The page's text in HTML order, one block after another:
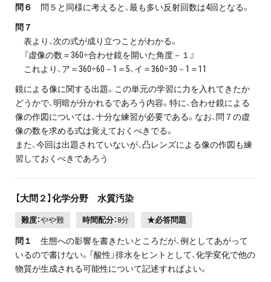
問６ 問５と同様に考えると、最も多い反射回数は4回となる。
問７
表より、次の式が成り立つことがわかる。
『虚像の数＝360÷合わせ鏡を開いた角度－１』
これより、ア＝360÷60－1＝5、イ＝360÷30－1＝11
鏡による像に関する出題。この単元の学習に力を入れてきたか
どうかで、明暗が分かれるであろう内容。特に、合わせ鏡による
像の作図については、十分な練習が必要である。なお、問７の虚
像の数を求める式は覚えておくべきでる。
また、今回は出題されていないが、凸レンズによる像の作図も練
習しておくべきであろう
【大問２】化学分野 水質汚染
難度：やや難 時間配分：8分 ★必答問題
問１ 生態への影響を書きたいところだが、例としてあがって
いるので書けない。「酸性」排水をヒントとして、化学変化で他の
物質が生成される可能性について記述すればよい。